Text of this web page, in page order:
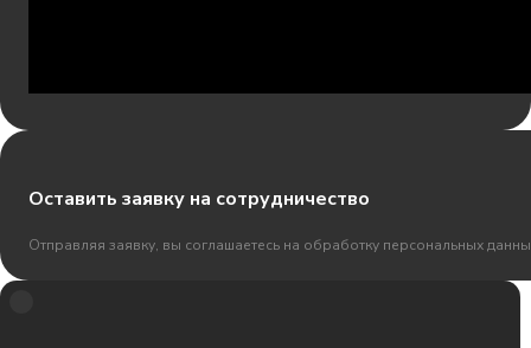
Оставить заявку на сотрудничество
Отправляя заявку, вы соглашаетесь на обработку персональных